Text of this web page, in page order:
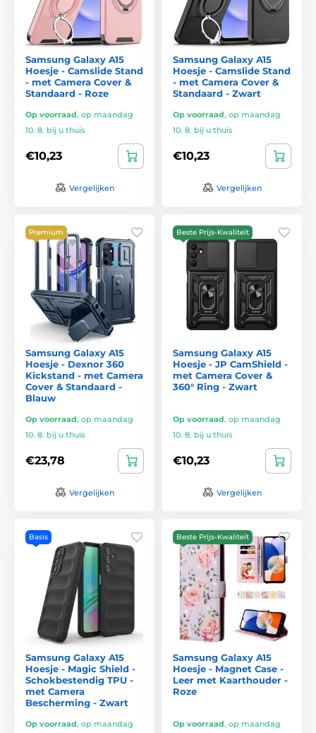
Samsung Galaxy A15
Hoesje - Camslide Stand
- met Camera Cover &
Standaard - Roze
Op voorraad, op maandag
10. 8. bij u thuis
€10,23
Vergelijken
Samsung Galaxy A15
Hoesje - Camslide Stand
- met Camera Cover &
Standaard - Zwart
Op voorraad, op maandag
10. 8. bij u thuis
€10,23
Vergelijken
Premium
Samsung Galaxy A15
Hoesje - Dexnor 360
Kickstand - met Camera
Cover & Standaard -
Blauw
Op voorraad, op maandag
10. 8. bij u thuis
€23,78
Vergelijken
Beste Prijs-Kwaliteit
Samsung Galaxy A15
Hoesje - JP CamShield -
met Camera Cover &
360° Ring - Zwart
Op voorraad, op maandag
10. 8. bij u thuis
€10,23
Vergelijken
Basis
Samsung Galaxy A15
Hoesje - Magic Shield -
Schokbestendig TPU -
met Camera
Bescherming - Zwart
Op voorraad, op maandag
Beste Prijs-Kwaliteit
Samsung Galaxy A15
Hoesje - Magnet Case -
Leer met Kaarthouder -
Roze
Op voorraad, op maandag